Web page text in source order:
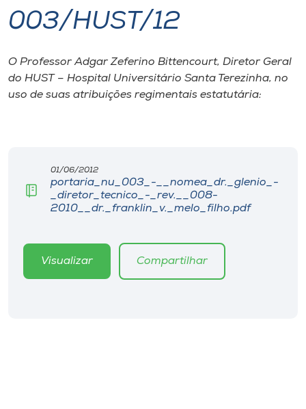
I.nova
Diplomados
Biblioteca
Rádio
003/HUST/12
O Professor Adgar Zeferino Bittencourt, Diretor Geral
do HUST – Hospital Universitário Santa Terezinha, no
uso de suas atribuições regimentais estatutária:
01/06/2012
portaria_nu_003_-__nomea_dr._glenio_-
_diretor_tecnico_-_rev.__008-
2010__dr._franklin_v._melo_filho.pdf
Visualizar Compartilhar